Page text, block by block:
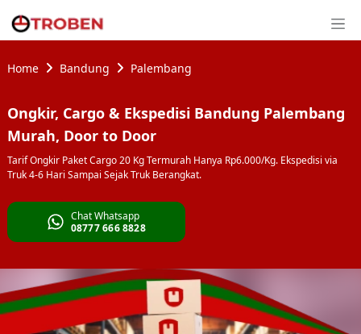
Home Bandung Palembang
Ongkir, Cargo & Ekspedisi Bandung Palembang
Murah, Door to Door
Tarif Ongkir Paket Cargo 20 Kg Termurah Hanya Rp6.000/Kg. Ekspedisi via
Truk 4-6 Hari Sampai Sejak Truk Berangkat.
Chat Whatsapp
08777 666 8828